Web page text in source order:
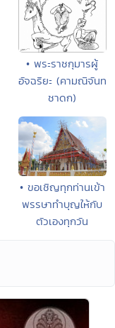
• พระราชกุมารผู้
อัจฉริยะ (คามณิจันท
ชาดก)
• ขอเชิญทุกท่านเข้า
พรรษาทำบุญให้กับ
ตัวเองทุกวัน